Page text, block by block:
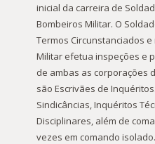
inicial da carreira de
Bombeiros Militar. O
Termos Circunstanciados
Militar efetua inspeções e
de ambas as corporações
são Escrivães de
Sindicâncias, Inquéritos
Disciplinares, além de
vezes em comando isolado.